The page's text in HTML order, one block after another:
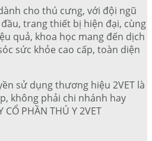
cho thú cưng, với đội ngũ
trang thiết bị hiện đại, cùng
quả, khoa học mang đến dịch
sức khỏe cao cấp, toàn diện
sử dụng thương hiệu 2VET là
không phải chi nhánh hay
PHẦN THÚ Y 2VET